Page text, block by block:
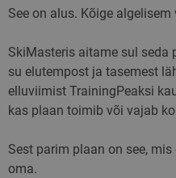
See on alus. Kõige algelisem
SkiMasteris aitame sul seda
su elutempost ja tasemest
elluviimist TrainingPeaksi
kas plaan toimib või vajab
Sest parim plaan on see,
oma.